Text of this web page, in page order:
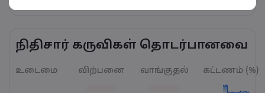
நிதிசார் கருவிகள் தொடர்பானவை
உடைமை விற்பனை வாங்குதல் கட்டணம் (%)